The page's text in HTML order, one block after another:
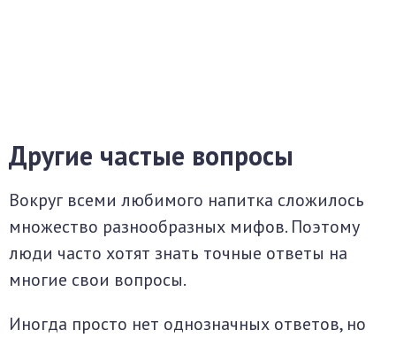
Другие частые вопросы
Вокруг всеми любимого напитка сложилось
множество разнообразных мифов. Поэтому
люди часто хотят знать точные ответы на
многие свои вопросы.
Иногда просто нет однозначных ответов, но